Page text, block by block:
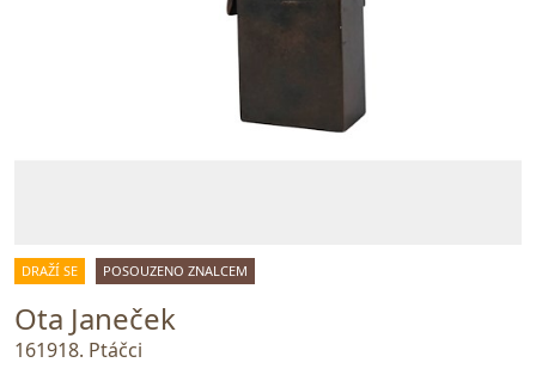
DRAŽÍ SE POSOUZENO ZNALCEM
Ota Janeček
161918. Ptáčci